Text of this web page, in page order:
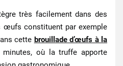
très facilement dans des
œufs constituent par exemple
cette brouillade d’œufs à la
où la truffe apporte